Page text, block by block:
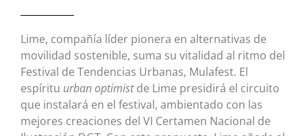
Lime, compañía líder pionera en alternativas de
movilidad sostenible, suma su vitalidad al ritmo del
Festival de Tendencias Urbanas, Mulafest. El
espíritu urban optimistde Lime presidirá el circuito
que instalará en el festival, ambientado con las
mejores creaciones del VI Certamen Nacional de